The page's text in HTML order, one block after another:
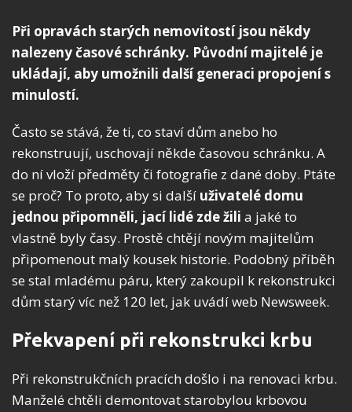
Při opravách starých nemovitostí jsou někdy
nalezeny časové schránky. Původní majitelé je
ukládají, aby umožnili další generaci propojení s
minulostí.
Často se stává, že ti, co staví dům anebo ho
rekonstruují, uschovají někde časovou schránku. A
do ní vloží předměty či fotografie z dané doby. Ptáte
se proč? To proto, aby si další uživatelé domu
jednou připomněli, jací lidé zde žili a jaké to
vlastně byly časy. Prostě chtějí novým majitelům
připomenout malý kousek historie. Podobný příběh
se stal mladému páru, který zakoupil k rekonstrukci
dům starý víc než 120 let, jak uvádí web Newsweek.
Překvapení při rekonstrukci krbu
Při rekonstrukčních pracích došlo i na renovaci krbu.
Manželé chtěli demontovat starobylou krbovou